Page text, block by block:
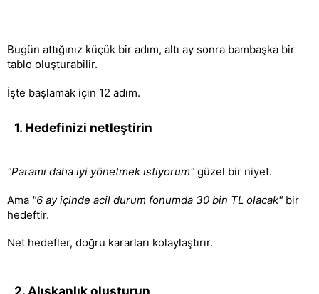
Bugün attığınız küçük bir adım, altı ay sonra bambaşka bir
tablo oluşturabilir.
İşte başlamak için 12 adım.
1. Hedefinizi netleştirin
"Paramı daha iyi yönetmek istiyorum" güzel bir niyet.
Ama "6 ay içinde acil durum fonumda 30 bin TL olacak" bir
hedeftir.
Net hedefler, doğru kararları kolaylaştırır.
2. Alışkanlık oluşturun